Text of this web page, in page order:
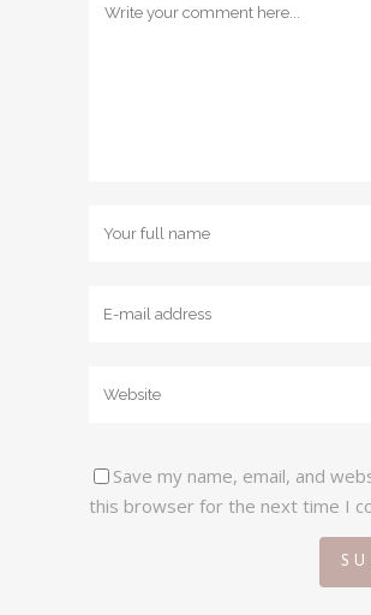
Save my name, email, and
this browser for the next time I